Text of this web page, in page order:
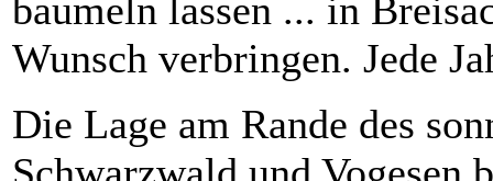
baumeln lassen ... in
Wunsch verbringen. Jede
Die Lage am Rande des